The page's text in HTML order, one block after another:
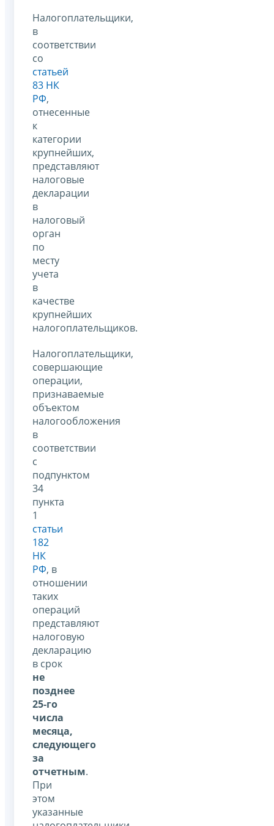
Налогоплательщики,
в
соответствии
со
статьей
83 НК
РФ,
отнесенные
к
категории
крупнейших,
представляют
налоговые
декларации
в
налоговый
орган
по
месту
учета
в
качестве
крупнейших
налогоплательщиков.
Налогоплательщики,
совершающие
операции,
признаваемые
объектом
налогообложения
в
соответствии
с
подпунктом
34
пункта
1
статьи
182
НК
РФ, в
отношении
таких
операций
представляют
налоговую
декларацию
в срок
не
позднее
25-го
числа
месяца,
следующего
за
отчетным.
При
этом
указанные